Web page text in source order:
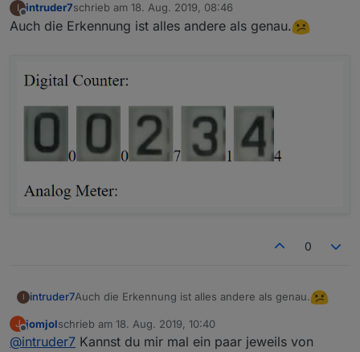
I
Offline
intruder7schrieb am 18. Aug. 2019, 08:46
zuletzt editiert von
Auch die Erkennung ist alles andere als genau.
0
I intruder7Auch die Erkennung ist alles andere als genau.
J
Offline
jomjolschrieb am 18. Aug. 2019, 10:40
zuletzt editiert von
@intruder7 Kannst du mir mal ein paar jeweils von